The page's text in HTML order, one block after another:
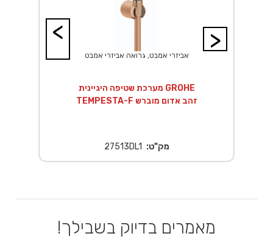
>
אביזרי אמבט, גרואה אביזרי אמבט
מערכת שטיפה היגיינית GROHE
TEMPESTA-F זהב אדום מוברש
מק"ט: 27513DL1
<
מאמרים בדיוק בשבילך!